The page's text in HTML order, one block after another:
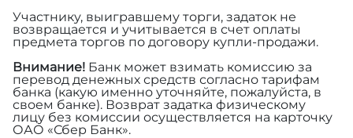
Участнику, выигравшему торги, задаток не
возвращается и учитывается в счет оплаты
предмета торгов по договору купли-продажи.
Внимание! Банк может взимать комиссию за
перевод денежных средств согласно тарифам
банка (какую именно уточняйте, пожалуйста, в
своем банке). Возврат задатка физическому
лицу без комиссии осуществляется на карточку
ОАО «Сбер Банк».